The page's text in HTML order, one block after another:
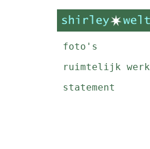
foto's
ruimtelijk werk
statement